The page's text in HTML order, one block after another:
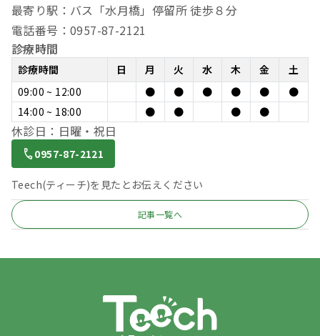
最寄り駅：バス「水月橋」停留所 徒歩８分
電話番号：0957-87-2121
診療時間
診療時間 日 月 火 水 木 金
土
09:00 ~ 12:00
● ● ● ● ●
●
14:00 ~ 18:00
● ● ● ●
休診日：日曜・祝日
0957-87-2121
Teech(ティーチ)を見たとお伝えください
記事一覧へ